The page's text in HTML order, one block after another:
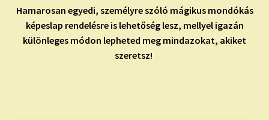
Hamarosan egyedi, személyre szóló mágikus mondókás
képeslap rendelésre is lehetőség lesz, mellyel igazán
különleges módon lepheted meg mindazokat, akiket
szeretsz!